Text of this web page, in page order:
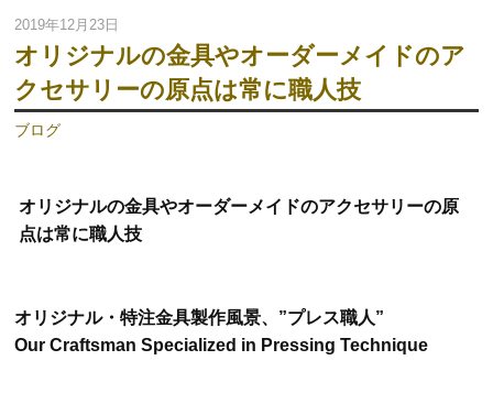
2019年12月23日
オリジナルの金具やオーダーメイドのア
クセサリーの原点は常に職人技
ブログ
オリジナルの金具やオーダーメイドのアクセサリーの原
点は常に職人技
オリジナル・特注金具製作風景、”プレス職人”
Our Craftsman Specialized in Pressing Technique